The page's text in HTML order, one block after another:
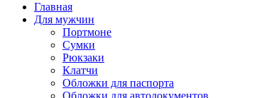
Главная
Для мужчин
Портмоне
Сумки
Рюкзаки
Клатчи
Обложки для паспорта